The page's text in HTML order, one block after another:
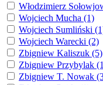
Włodzimierz
Wojciech Mucha (1)
Wojciech Sumliński
Wojciech Warecki (2)
Zbigniew Kaliszuk (5)
Zbigniew Przybylak
Zbigniew T. Nowak